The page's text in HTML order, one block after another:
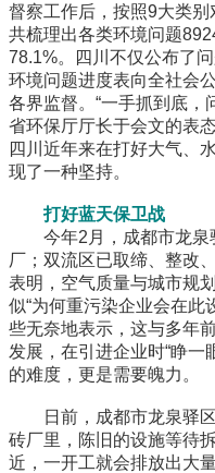
督察工作后，按照9大类别
共梳理出各类环境问题
78.1%。四川不仅公布了
环境问题进度表向全社会
各界监督。“一手抓到底，
省环保厅厅长于会文的表
四川近年来在打好大气、
现了一种坚持。
打好蓝天保卫战
今年2月，成都市龙泉
厂；双流区已取缔、整改
表明，空气质量与城市规
似“为何重污染企业会在此
些无奈地表示，这与多年
发展，在引进企业时“睁一
的难度，更是需要魄力。
日前，成都市龙泉驿区
砖厂里，陈旧的设施等待
近，一开工就会排放出大